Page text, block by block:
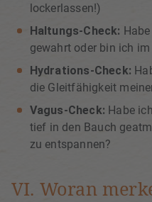
lockerlassen!)
Haltungs-Check:
gewahrt oder bin ich
Hydrations-Check:
die Gleitfähigkeit
Vagus-Check: Habe
tief in den Bauch
zu entspannen?
VI. Woran